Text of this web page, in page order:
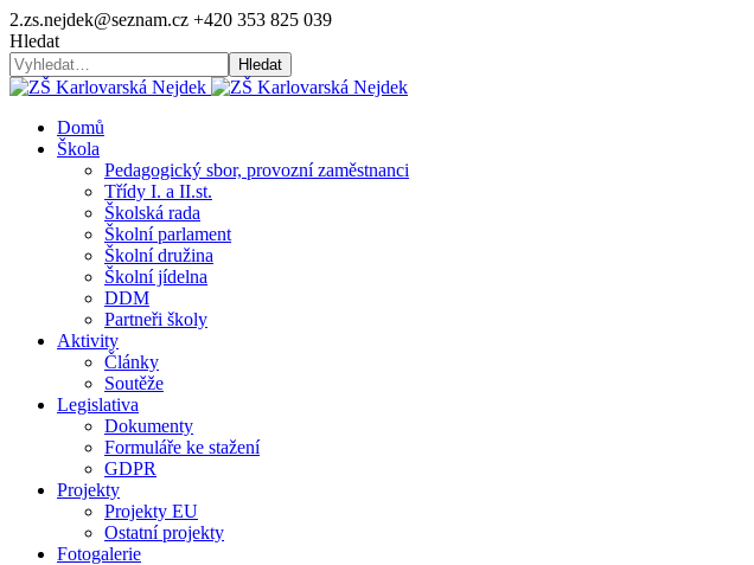
2.zs.nejdek@seznam.cz +420 353 825 039
Hledat
Hledat
Domů
Škola
Pedagogický sbor, provozní zaměstnanci
Třídy I. a II.st.
Školská rada
Školní parlament
Školní družina
Školní jídelna
DDM
Partneři školy
Aktivity
Články
Soutěže
Legislativa
Dokumenty
Formuláře ke stažení
GDPR
Projekty
Projekty EU
Ostatní projekty
Fotogalerie